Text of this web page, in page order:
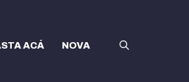
ACÁ NOVA